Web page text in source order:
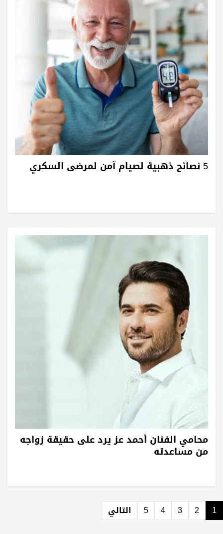
5 نصائح ذهبية لصيام آمن لمرضى السكري
محامي الفنان أحمد عز يرد على حقيقة زواجه
من مساعدته
1
2
3
4
5 التالي